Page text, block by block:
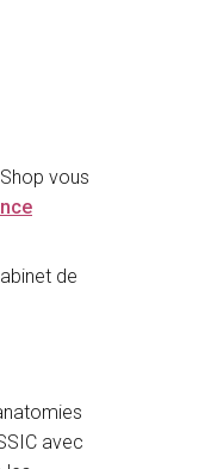
vous
de
avec